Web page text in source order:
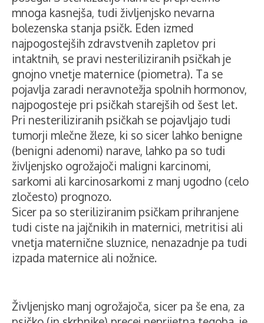
mnoga kasnejša, tudi življenjsko nevarna
bolezenska stanja psičk. Eden izmed
najpogostejših zdravstvenih zapletov pri
intaktnih, se pravi nesteriliziranih psičkah je
gnojno vnetje maternice (piometra). Ta se
pojavlja zaradi neravnotežja spolnih hormonov,
najpogosteje pri psičkah starejših od šest let.
Pri nesteriliziranih psičkah se pojavljajo tudi
tumorji mlečne žleze, ki so sicer lahko benigne
(benigni adenomi) narave, lahko pa so tudi
življenjsko ogrožajoči maligni karcinomi,
sarkomi ali karcinosarkomi z manj ugodno (celo
zločesto) prognozo.
Sicer pa so steriliziranim psičkam prihranjene
tudi ciste na jajčnikih in maternici, metritisi ali
vnetja maternične sluznice, nenazadnje pa tudi
izpada maternice ali nožnice.
Življenjsko manj ogrožajoča, sicer pa še ena, za